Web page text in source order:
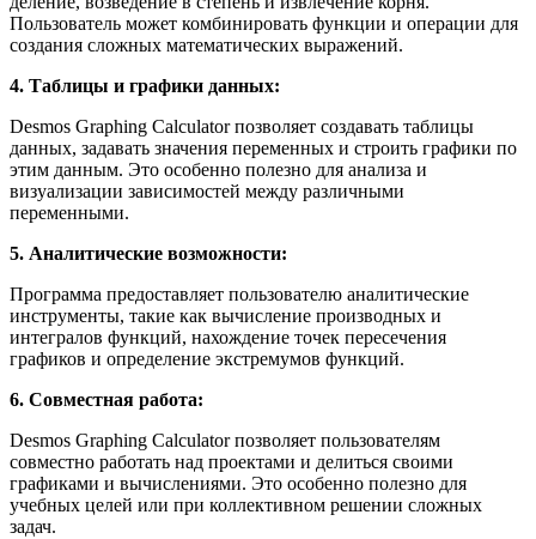
Пользователь может комбинировать функции и операции для
создания сложных математических выражений.
4. Таблицы и графики данных:
Desmos Graphing Calculator позволяет создавать таблицы
данных, задавать значения переменных и строить графики по
этим данным. Это особенно полезно для анализа и
визуализации зависимостей между различными
переменными.
5. Аналитические возможности:
Программа предоставляет пользователю аналитические
инструменты, такие как вычисление производных и
интегралов функций, нахождение точек пересечения
графиков и определение экстремумов функций.
6. Совместная работа:
Desmos Graphing Calculator позволяет пользователям
совместно работать над проектами и делиться своими
графиками и вычислениями. Это особенно полезно для
учебных целей или при коллективном решении сложных
задач.